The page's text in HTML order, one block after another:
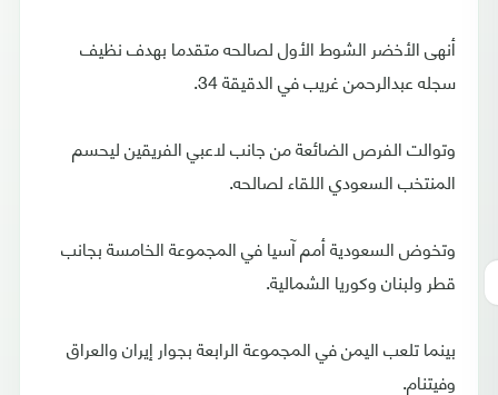
أنهى الأخضر الشوط الأول لصالحه متقدما بهدف نظيف
سجله عبدالرحمن غريب في الدقيقة 34.
وتوالت الفرص الضائعة من جانب لاعبي الفريقين ليحسم
المنتخب السعودي اللقاء لصالحه.
وتخوض السعودية أمم آسيا في المجموعة الخامسة بجانب
قطر ولبنان وكوريا الشمالية.
بينما تلعب اليمن في المجموعة الرابعة بجوار إيران والعراق
وفيتنام.